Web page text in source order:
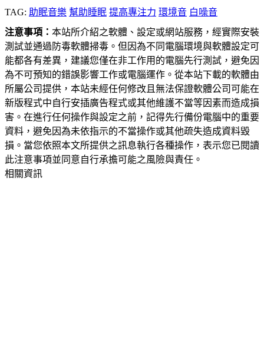
TAG: 助眠音樂 幫助睡眠 提高專注力 環境音 白噪音
注意事項： 本站所介紹之軟體、設定或網站服務，經實際安裝
測試並通過防毒軟體掃毒。但因為不同電腦環境與軟體設定可
能都各有差異，建議您僅在非工作用的電腦先行測試，避免因
為不可預知的錯誤影響工作或電腦運作。從本站下載的軟體由
所屬公司提供，本站未經任何修改且無法保證軟體公司可能在
新版程式中自行安插廣告程式或其他維護不當等因素而造成損
害。在進行任何操作與設定之前，記得先行備份電腦中的重要
資料，避免因為未依指示的不當操作或其他疏失造成資料毀
損。當您依照本文所提供之訊息執行各種操作，表示您已閱讀
此注意事項並同意自行承擔可能之風險與責任。
相關資訊